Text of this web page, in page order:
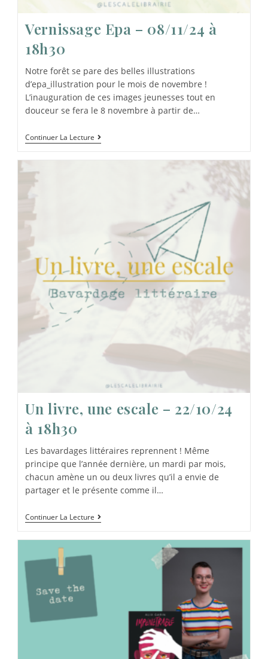
Vernissage Epa – 08/11/24 à
18h30
Notre forêt se pare des belles illustrations
d’epa_illustration pour le mois de novembre !
L’inauguration de ces images jeunesses tout en
douceur se fera le 8 novembre à partir de…
Continuer La Lecture
Un livre, une escale – 22/10/24
à 18h30
Les bavardages littéraires reprennent ! Même
principe que l’année dernière, un mardi par mois,
chacun amène un ou deux livres qu’il a envie de
partager et le présente comme il…
Continuer La Lecture